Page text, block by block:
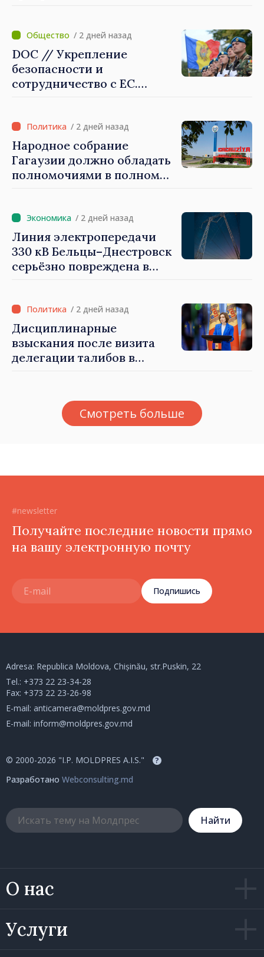
которые будут их
защищать»
/ 2 дней назад
DOC // Укрепление
безопасности и
сотрудничество с ЕС.
обороны на 2024–2034 годы
опубликована в Monitorul
Oficial
/ 2 дней назад
Народное собрание
Гагаузии должно обладать
полномочиями в полном
быть свободными и
честными»
/ 2 дней назад
Линия электропередачи
330 кВ Бельцы–Днестровск
серьёзно повреждена в
/ 2 дней назад
Дисциплинарные
взыскания после визита
делегации талибов в
занимающие высокие
должности, не знают
политики государства»
Смотреть больше
#newsletter
Получайте последние новости прямо
на вашу электронную почту
Подпишись
О нас
Услуги
Adresa: Republica Moldova, Chișinău, str.Puskin, 22
Tel.: +373 22 23-34-28
Fax: +373 22 23-26-98
E-mail: anticamera@moldpres.gov.md
E-mail: inform@moldpres.gov.md
© 2000-2026 "I.P. MOLDPRES A.I.S." ?
Разработано Webconsulting.md
Hайти